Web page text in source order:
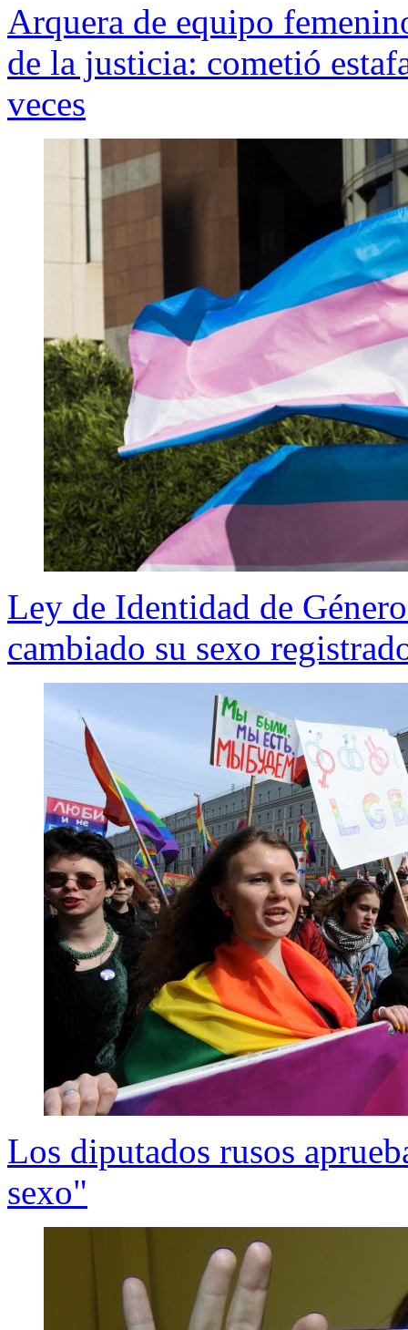
Arquera de equipo
de la justicia: cometió
veces
Ley de Identidad de
cambiado su sexo
Los diputados rusos
sexo"